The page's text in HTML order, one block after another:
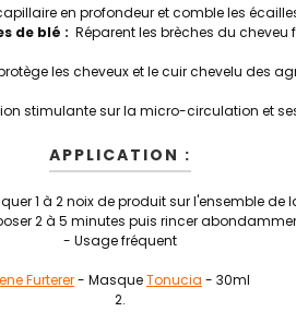
en profondeur et comble les
de blé : Réparent les brèches du cheveu
les cheveux et le cuir chevelu des
stimulante sur la micro-circulation et
APPLICATION :
1 à 2 noix de produit sur l'ensemble de
2 à 5 minutes puis rincer
- Usage fréquent
Furterer- MasqueTonucia - 30ml